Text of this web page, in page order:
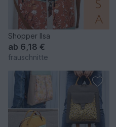
Shopper Ilsa
ab 6,18 €
frauschnitte